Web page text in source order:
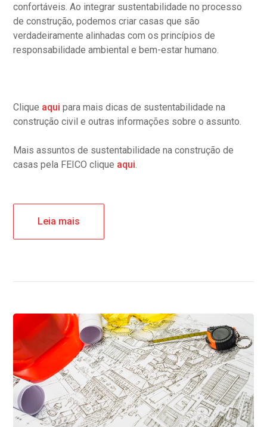
confortáveis. Ao integrar sustentabilidade no processo
de construção, podemos criar casas que são
verdadeiramente alinhadas com os princípios de
responsabilidade ambiental e bem-estar humano.
Clique aqui para mais dicas de sustentabilidade na
construção civil e outras informações sobre o assunto.
Mais assuntos de sustentabilidade na construção de
casas pela FEICO clique aqui.
Leia mais